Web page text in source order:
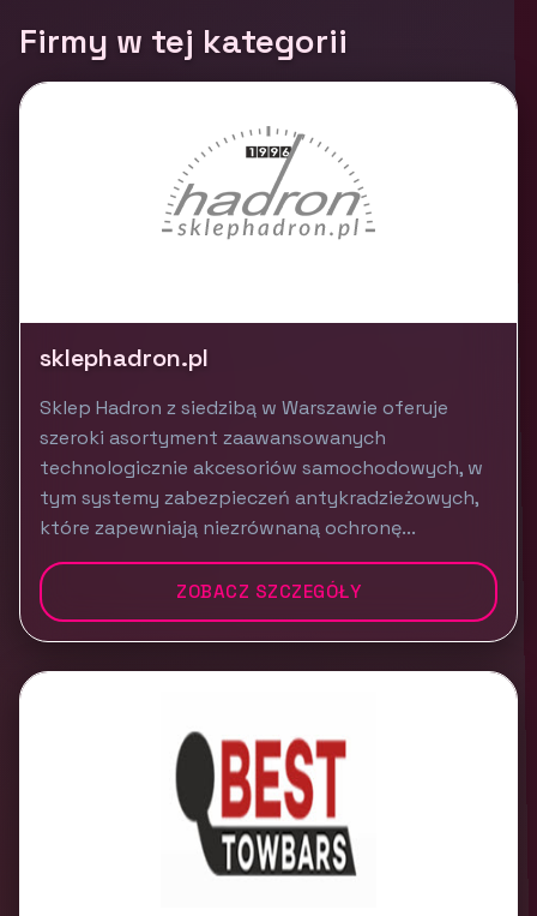
Firmy w tej kategorii
sklephadron.pl
Sklep Hadron z siedzibą w Warszawie oferuje
szeroki asortyment zaawansowanych
technologicznie akcesoriów samochodowych, w
tym systemy zabezpieczeń antykradzieżowych,
które zapewniają niezrównaną ochronę...
ZOBACZ SZCZEGÓŁY